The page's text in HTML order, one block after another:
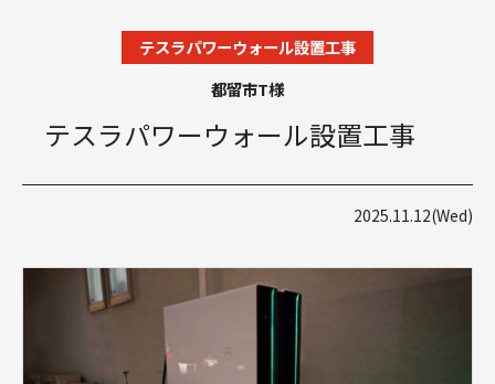
テスラパワーウォール設置工事
都留市T様
テスラパワーウォール設置工事
2025.11.12(Wed)